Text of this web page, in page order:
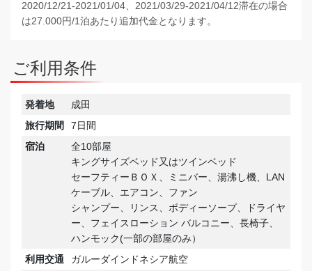
2020/12/21-2021/01/04、2021/03/29-2021/04/12滞在の場合
は27.000円/1泊あたり追加代金となります。
ご利用条件
発着地
成田
旅行期間
7日間
宿泊
全10部屋
キングサイズベッド又はツインベッド
セーフティーＢＯＸ、ミニバー、湯沸し機、LAN
ケーブル、エアコン、ファン
シャンプー、リンス、ボディーソープ、ドライヤ
ー、フェイスローション バルコニー、長椅子、
ハンモック(一部の部屋のみ）
利用交通
ガルーダインドネシア航空